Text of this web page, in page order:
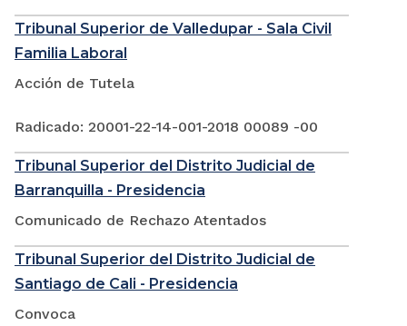
Tribunal Superior de Valledupar - Sala Civil
Familia Laboral
Acción de Tutela
Radicado: 20001-22-14-001-2018 00089 -00
Tribunal Superior del Distrito Judicial de
Barranquilla - Presidencia
Comunicado de Rechazo Atentados
Tribunal Superior del Distrito Judicial de
Santiago de Cali - Presidencia
Convoca